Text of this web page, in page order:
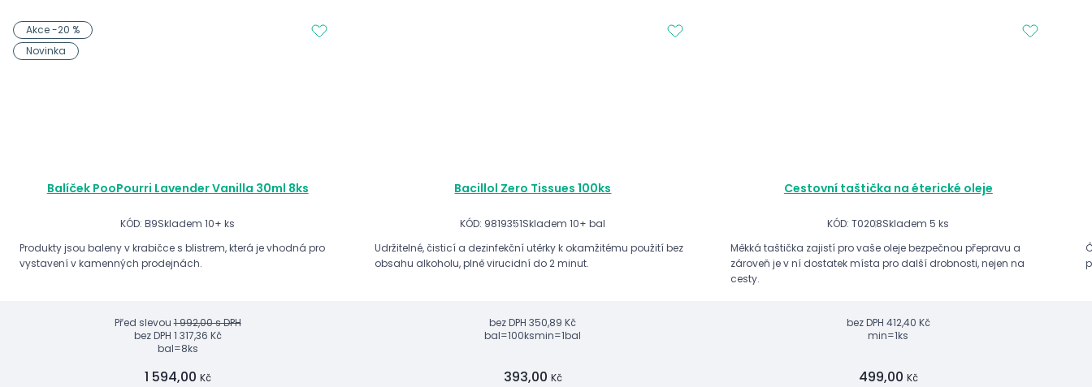
Balíček PooPourri Lavender Vanilla 30ml 8ks
KÓD: B9Skladem 10+ ks
Produkty jsou baleny v krabičce s blistrem, která je vhodná pro
vystavení v kamenných prodejnách.
Před slevou1 992,00 s DPH
bez DPH 1 317,36 Kč
bal=8ks
1 594,00 Kč
Akce -20 %
Novinka
Bacillol Zero Tissues 100ks
KÓD: 9819351Skladem 10+ bal
Udržitelné, čisticí a dezinfekční utěrky k okamžitému použití bez
obsahu alkoholu, plně virucidní do 2 minut.
bez DPH 350,89 Kč
bal=100ksmin=1bal
393,00 Kč
Cestovní taštička na éterické oleje
KÓD: T0208Skladem 5 ks
Měkká taštička zajistí pro vaše oleje bezpečnou přepravu a
zároveň je v ní dostatek místa pro další drobnosti, nejen na
cesty.
bez DPH 412,40 Kč
min=1ks
499,00 Kč